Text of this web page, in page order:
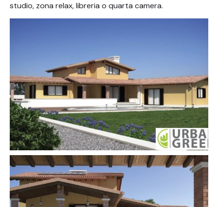
studio, zona relax, libreria o quarta camera.